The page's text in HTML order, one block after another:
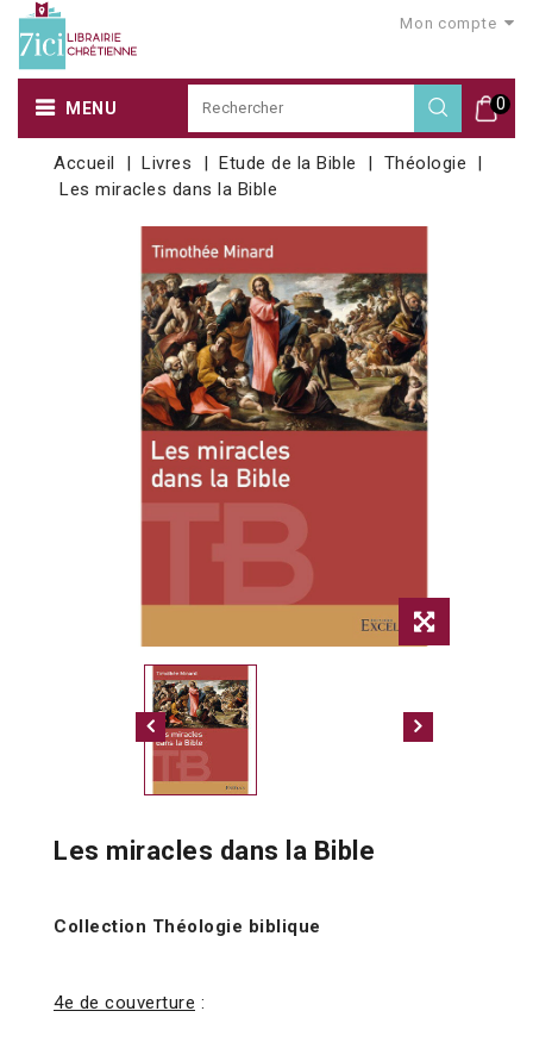
Mon compte
0
MENU
Accueil Livres Etude de la Bible
Théologie
Les miracles dans la Bible
Les miracles dans la Bible
Collection Théologie biblique
4e de couverture :